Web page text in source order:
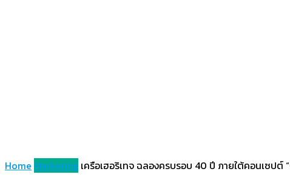
Home Marketing เครือเฮอริเทจ ฉลองครบรอบ 40 ปี ภายใต้คอนเซป